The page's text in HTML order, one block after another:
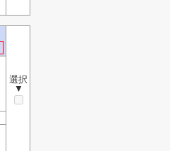
選択
▼